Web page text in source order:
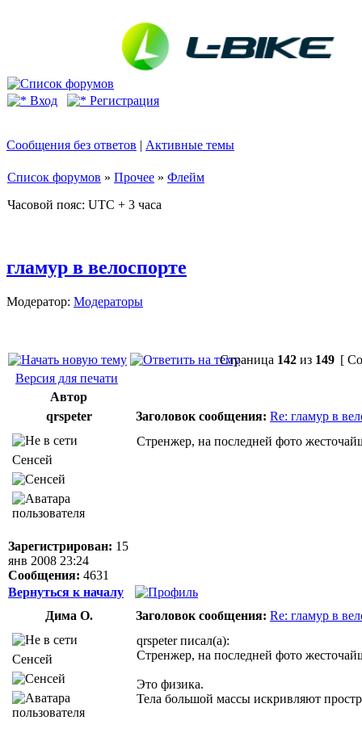
Вход Регистрация
Сообщения без ответов | Активные темы
Список форумов » Прочее » Флейм
Часовой пояс: UTC + 3 часа
гламур в велоспорте
Модератор: Модераторы
Страница 142 из 149 [
Версия для печати
Автор
qrspeter
Заголовок сообщения: Re: гламур в
Сенсей
Зарегистрирован: 15
янв 2008 23:24
Сообщения: 4631
Стренжер, на последней фото
Вернуться к началу
Дима О.
Заголовок сообщения: Re: гламур в
Сенсей
qrspeter писал(а):
Стренжер, на последней фото
Это физика.
Тела большой массы искривляют